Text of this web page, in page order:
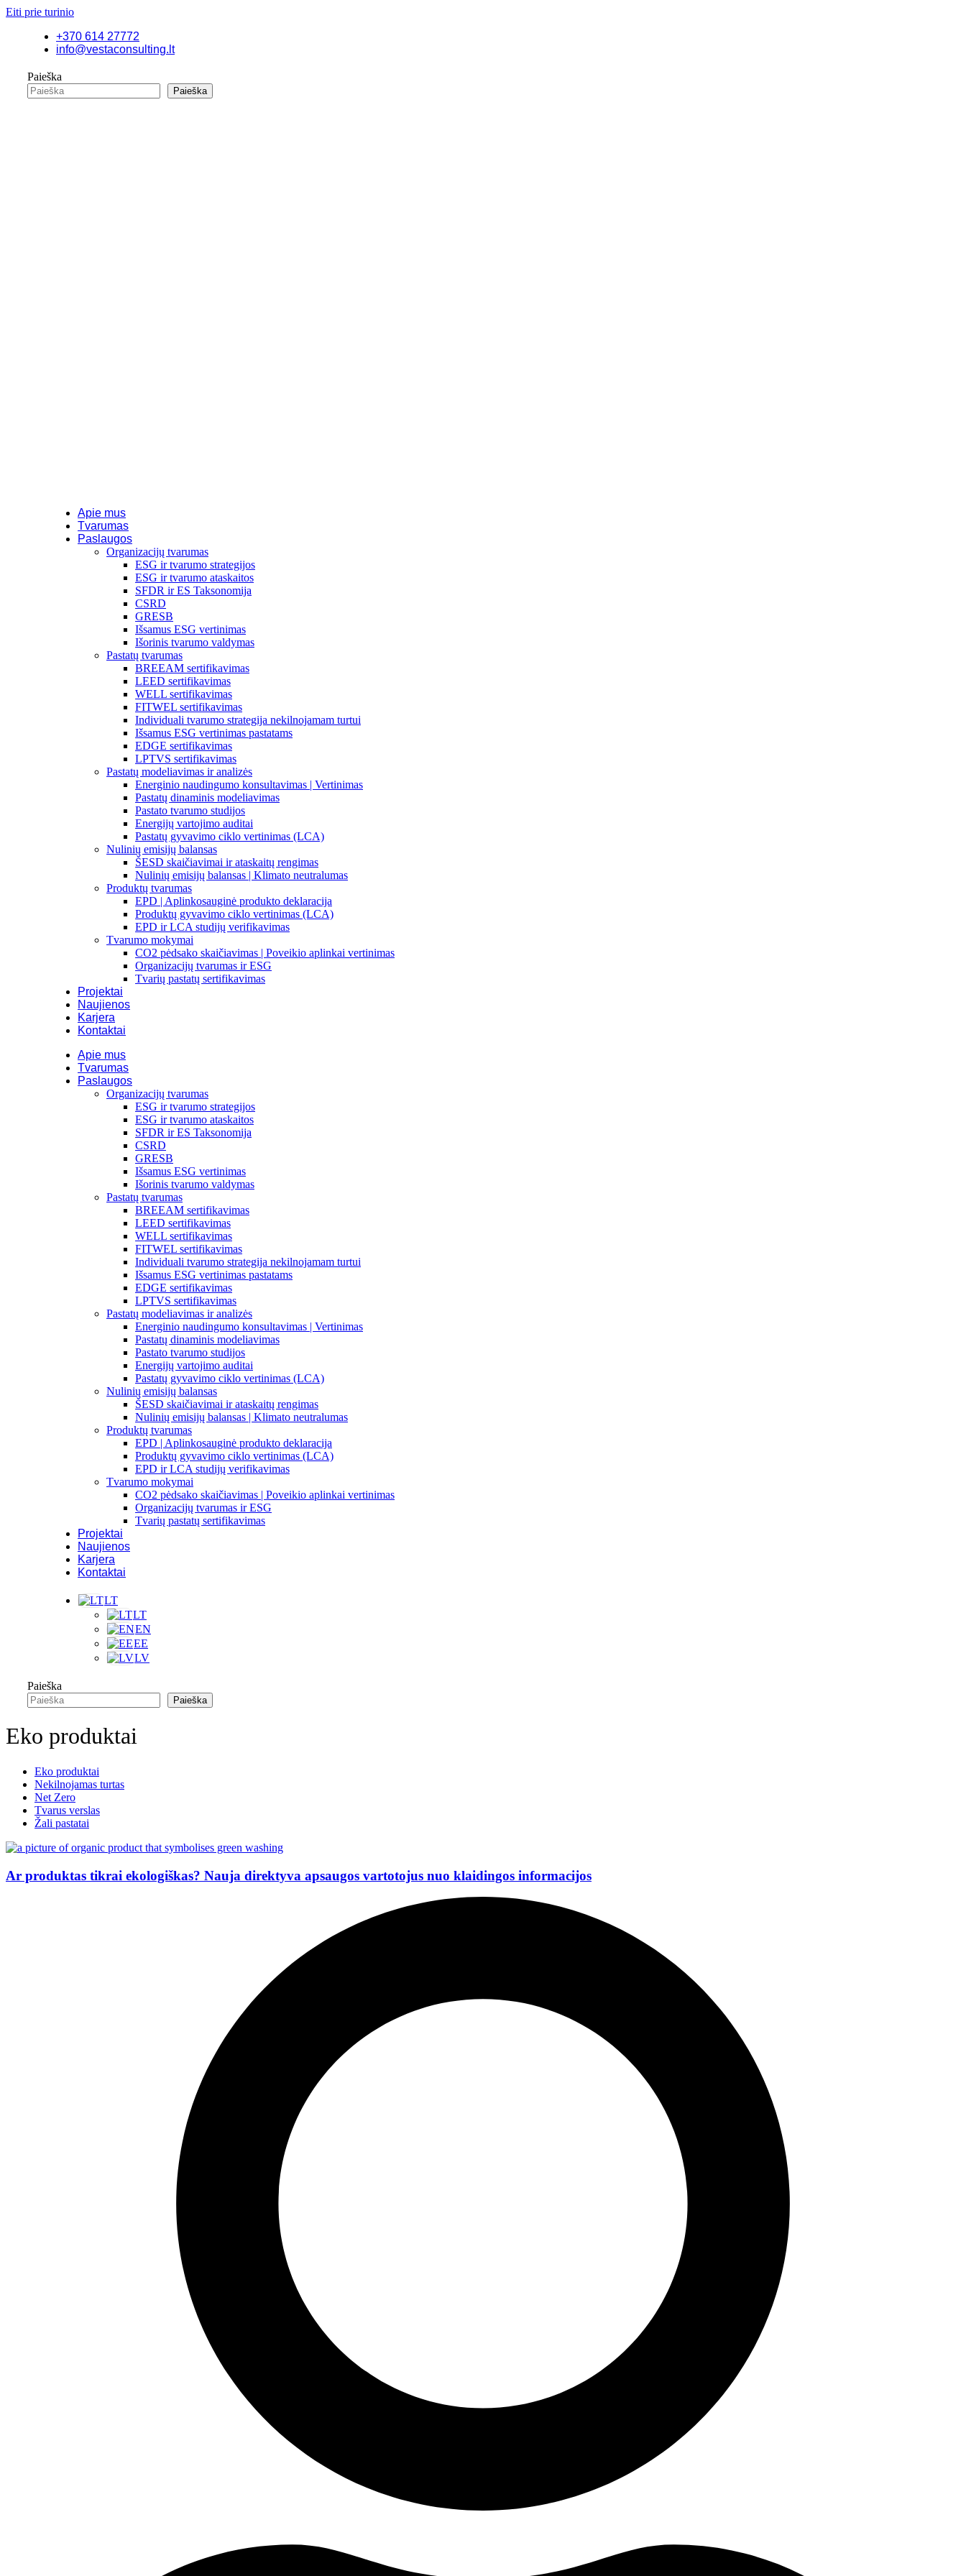
Eiti prie turinio
+370 614 27772
info@vestaconsulting.lt
Paieška
Paieška
Apie mus
Tvarumas
Paslaugos
Organizacijų tvarumas
ESG ir tvarumo strategijos
ESG ir tvarumo ataskaitos
SFDR ir ES Taksonomija
CSRD
GRESB
Išsamus ESG vertinimas
Išorinis tvarumo valdymas
Pastatų tvarumas
BREEAM sertifikavimas
LEED sertifikavimas
WELL sertifikavimas
FITWEL sertifikavimas
Individuali tvarumo strategija nekilnojamam turtui
Išsamus ESG vertinimas pastatams
EDGE sertifikavimas
LPTVS sertifikavimas
Pastatų modeliavimas ir analizės
Energinio naudingumo konsultavimas | Vertinimas
Pastatų dinaminis modeliavimas
Pastato tvarumo studijos
Energijų vartojimo auditai
Pastatų gyvavimo ciklo vertinimas (LCA)
Nulinių emisijų balansas
ŠESD skaičiavimai ir ataskaitų rengimas
Nulinių emisijų balansas | Klimato neutralumas
Produktų tvarumas
EPD | Aplinkosauginė produkto deklaracija
Produktų gyvavimo ciklo vertinimas (LCA)
EPD ir LCA studijų verifikavimas
Tvarumo mokymai
CO2 pėdsako skaičiavimas | Poveikio aplinkai vertinimas
Organizacijų tvarumas ir ESG
Tvarių pastatų sertifikavimas
Projektai
Naujienos
Karjera
Kontaktai
Apie mus
Tvarumas
Paslaugos
Organizacijų tvarumas
ESG ir tvarumo strategijos
ESG ir tvarumo ataskaitos
SFDR ir ES Taksonomija
CSRD
GRESB
Išsamus ESG vertinimas
Išorinis tvarumo valdymas
Pastatų tvarumas
BREEAM sertifikavimas
LEED sertifikavimas
WELL sertifikavimas
FITWEL sertifikavimas
Individuali tvarumo strategija nekilnojamam turtui
Išsamus ESG vertinimas pastatams
EDGE sertifikavimas
LPTVS sertifikavimas
Pastatų modeliavimas ir analizės
Energinio naudingumo konsultavimas | Vertinimas
Pastatų dinaminis modeliavimas
Pastato tvarumo studijos
Energijų vartojimo auditai
Pastatų gyvavimo ciklo vertinimas (LCA)
Nulinių emisijų balansas
ŠESD skaičiavimai ir ataskaitų rengimas
Nulinių emisijų balansas | Klimato neutralumas
Produktų tvarumas
EPD | Aplinkosauginė produkto deklaracija
Produktų gyvavimo ciklo vertinimas (LCA)
EPD ir LCA studijų verifikavimas
Tvarumo mokymai
CO2 pėdsako skaičiavimas | Poveikio aplinkai vertinimas
Organizacijų tvarumas ir ESG
Tvarių pastatų sertifikavimas
Projektai
Naujienos
Karjera
Kontaktai
LT
LT
EN
EE
LV
Paieška
Paieška
Eko produktai
Eko produktai
Nekilnojamas turtas
Net Zero
Tvarus verslas
Žali pastatai
Ar produktas tikrai ekologiškas? Nauja direktyva apsaugos vartotojus nuo klaidingos informacijos